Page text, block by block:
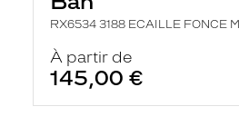
RX6534 3188 ECAILLE FONCE M
À partir de
145,00 €